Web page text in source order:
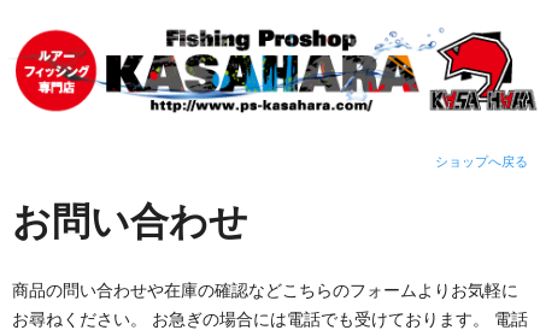
ショップへ戻る
お問い合わせ
商品の問い合わせや在庫の確認などこちらのフォームよりお気軽に
お尋ねください。 お急ぎの場合には電話でも受けております。 電話